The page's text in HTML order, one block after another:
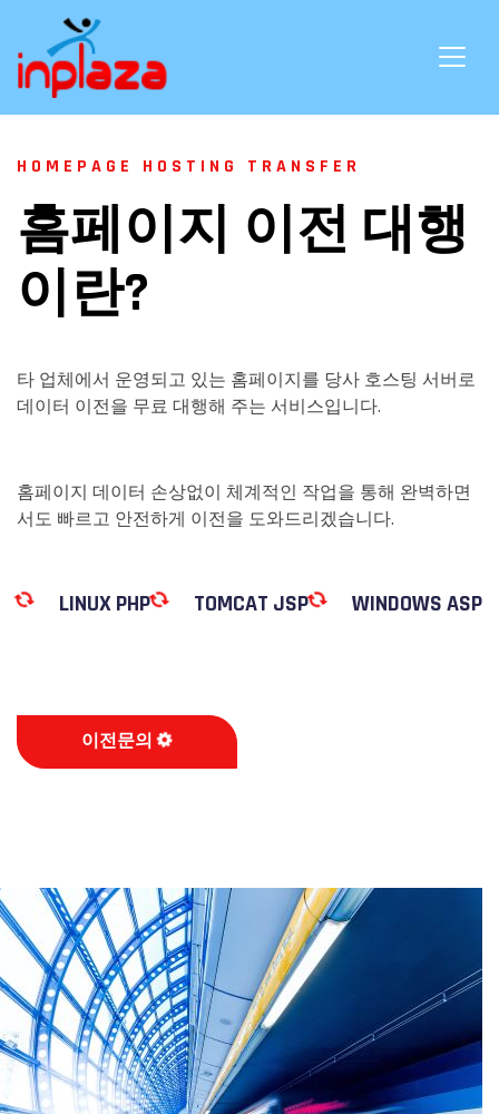
HOMEPAGE HOSTING TRANSFER
홈페이지 이전 대행
이란?
타 업체에서 운영되고 있는 홈페이지를 당사 호스팅 서버로
데이터 이전을 무료 대행해 주는 서비스입니다.
홈페이지 데이터 손상없이 체계적인 작업을 통해 완벽하면
서도 빠르고 안전하게 이전을 도와드리겠습니다.
LINUX PHP TOMCAT JSP WINDOWS ASP
이전문의